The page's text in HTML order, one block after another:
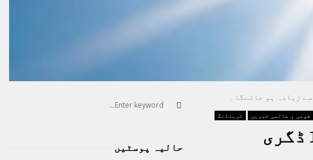
ٹرینڈنگ قومی و عالمی خبریں
5 برسوں میں عالمی درجہ حرارت 1.5 ڈگری
E
حالیہ پوسٹیں